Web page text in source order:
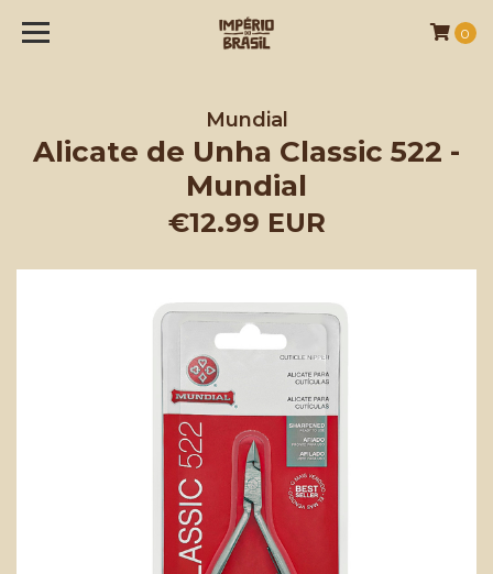
0
Mundial
Alicate de Unha Classic 522 -
Mundial
€12.99 EUR